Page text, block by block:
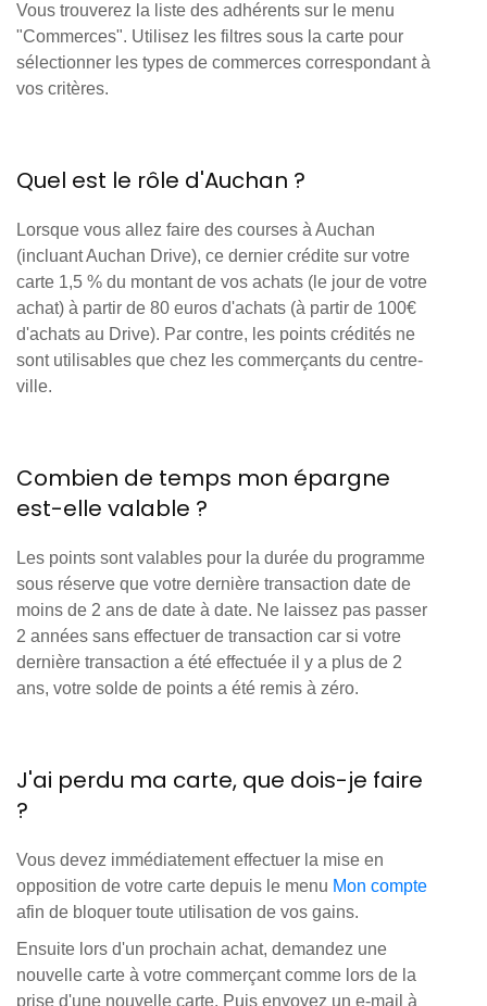
Vous trouverez la liste des adhérents sur le menu
"Commerces". Utilisez les filtres sous la carte pour
sélectionner les types de commerces correspondant à
vos critères.
Quel est le rôle d'Auchan ?
Lorsque vous allez faire des courses à Auchan
(incluant Auchan Drive), ce dernier crédite sur votre
carte 1,5 % du montant de vos achats (le jour de votre
achat) à partir de 80 euros d'achats (à partir de 100€
d'achats au Drive). Par contre, les points crédités ne
sont utilisables que chez les commerçants du centre-
ville.
Combien de temps mon épargne
est-elle valable ?
Les points sont valables pour la durée du programme
sous réserve que votre dernière transaction date de
moins de 2 ans de date à date. Ne laissez pas passer
2 années sans effectuer de transaction car si votre
dernière transaction a été effectuée il y a plus de 2
ans, votre solde de points a été remis à zéro.
J'ai perdu ma carte, que dois-je faire
?
Vous devez immédiatement effectuer la mise en
opposition de votre carte depuis le menu Mon compte
afin de bloquer toute utilisation de vos gains.
Ensuite lors d'un prochain achat, demandez une
nouvelle carte à votre commerçant comme lors de la
prise d'une nouvelle carte. Puis envoyez un e-mail à